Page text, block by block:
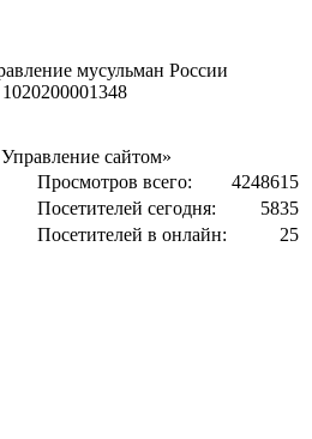
мусульман России
сайтом»
Просмотров всего:
4248615
Посетителей сегодня:
5835
Посетителей в онлайн:
25